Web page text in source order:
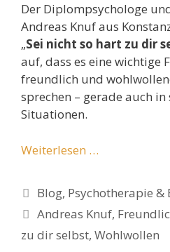
Der Diplompsychologe
Andreas Knuf aus
„Sei nicht so hart zu dir
auf, dass es eine wichtige
freundlich und
sprechen – gerade auch in
Situationen.
Weiterlesen …
Kategorien
Blog, Psychotherapie &
Schlagwörter
Andreas Knuf,
zu dir selbst, Wohlwollen